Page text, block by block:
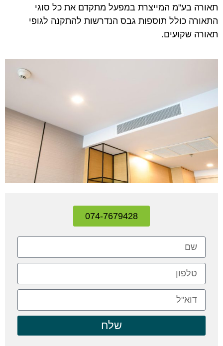
תאורה בע"מ המייצרת במפעל מתקדם את כל סוגי
התאורה כולל תוספות גבס הנדרשות להתקנה לגופי
תאורה שקועים.
074-7679428
שלח